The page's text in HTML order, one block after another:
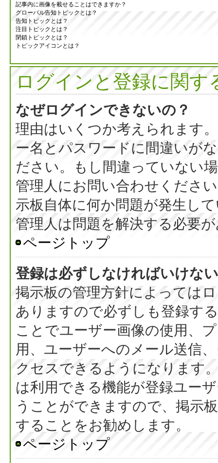
記事内に画像を載せることはできますか？
グローバル告知トピックとは？
告知トピックとは？
注目トピックとは？
閉鎖トピックとは？
トピックアイコンとは？
ログインと登録に関す
なぜログインできないの？
理由はいくつか考えられます
ー名とパスワードに間違いが
ださい。もし間違っていない
管理人にお問い合わせくださ
示板自体に何か問題が発生し
管理人は問題を解決する必要
ページトップ
登録は必ずしなければいけな
掲示板の管理方針によっては
ありますので必ずしも登録す
ことでユーザー画像の使用、
用、ユーザーへのメール送信
クセスできるようになります
は利用できる機能が登録ユー
うことができますので、掲示
することをお勧めします。
ページトップ